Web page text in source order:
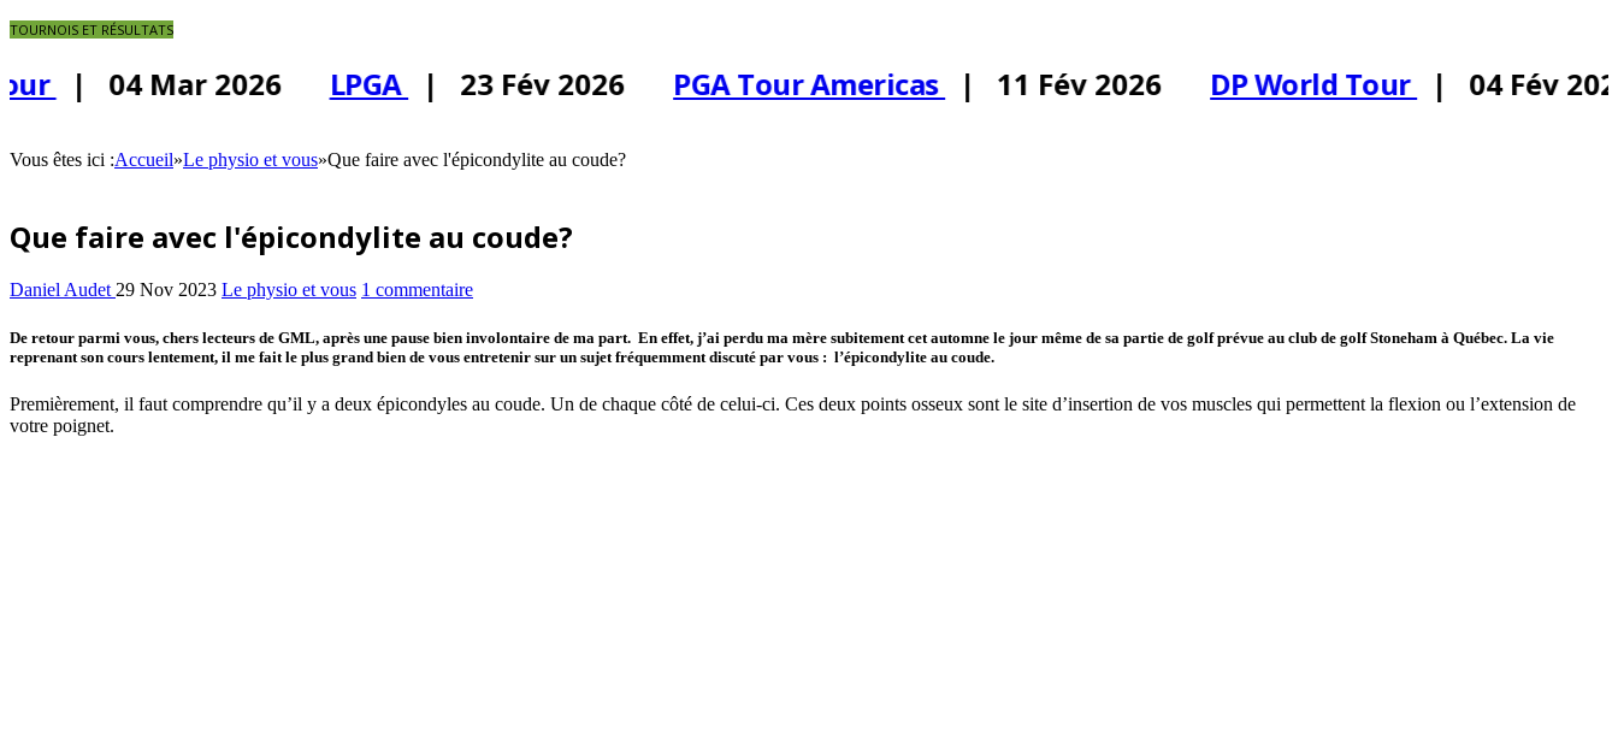
TOURNOIS ET RÉSULTATS
| 04 Mar 2026 LPGA| 23 Fév 2026 PGA Tour Americas| 11 Fév 2026 DP World Tour| 04 Fév
Vous êtes ici :Accueil»Le physio et vous»Que faire avec l'épicondylite au coude?
Que faire avec l'épicondylite au coude?
Daniel Audet29 Nov 2023 Le physio et vous 1 commentaire
De retour parmi vous, chers lecteurs de GML, après une pause bien involontaire de ma part. En effet, j’ai perdu ma mère subitement cet automne le jour même de sa partie de golf prévue au club de golf Stoneham à Québec. La vie
reprenant son cours lentement, il me fait le plus grand bien de vous entretenir sur un sujet fréquemment discuté par vous : l’épicondylite au coude.
Premièrement, il faut comprendre qu’il y a deux épicondyles au coude. Un de chaque côté de celui-ci. Ces deux points osseux sont le site d’insertion de vos muscles qui permettent la flexion ou l’extension de
votre poignet.